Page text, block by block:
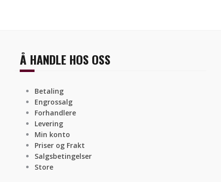
Å HANDLE HOS OSS
Betaling
Engrossalg
Forhandlere
Levering
Min konto
Priser og Frakt
Salgsbetingelser
Store